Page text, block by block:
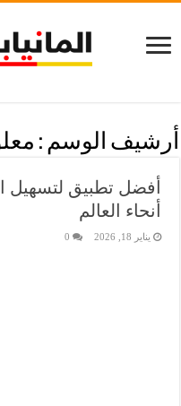
أرشيف الوسم :
أفضل تطبيق لتسهيل
أنحاء العالم
يناير 18, 2026 0